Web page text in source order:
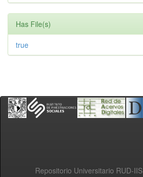
Has File(s)
true
Repositorio Universitario RUD-IIS